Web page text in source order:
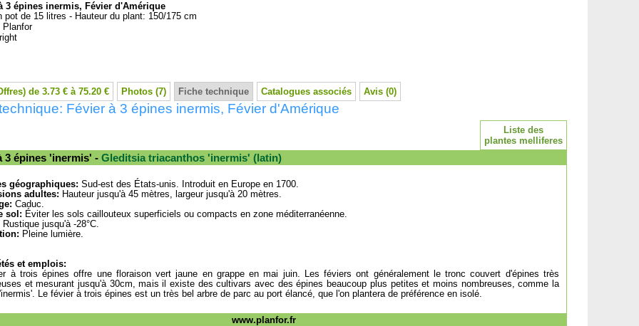
3 épines inermis, Févier d'Amérique
pot de 15 litres - Hauteur du plant: 150/175 cm
Planfor
de 3.73 € à 75.20 € Photos (7) Fiche technique Catalogues associés Avis (0)
Févier à 3 épines inermis, Févier d'Amérique
Liste des
plantes melliferes
3 épines 'inermis' - Gleditsia triacanthos 'inermis' (latin)
géographiques: Sud-est des États-unis. Introduit en Europe en 1700.
adultes: Hauteur jusqu'à 45 mètres, largeur jusqu'à 20 mètres.
Caduc.
sol: Éviter les sols caillouteux superficiels ou compacts en zone méditerranéenne.
Rustique jusqu'à -28°C.
Pleine lumière.
et emplois:
à trois épines offre une floraison vert jaune en grappe en mai juin. Les féviers ont généralement le tronc couvert d'épines très
et mesurant jusqu'à 30cm, mais il existe des cultivars avec des épines beaucoup plus petites et moins nombreuses, comme la
Le févier à trois épines est un très bel arbre de parc au port élancé, que l'on plantera de préférence en isolé.
www.planfor.fr